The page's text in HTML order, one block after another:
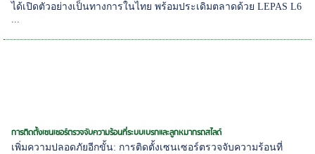
ได้เปิดตัวอย่างเป็นทางการในไทย พร้อมประเดิมตลาดด้วย LEPAS L6
การติดตั้งเซนเซอร์ตรวจจับความร้อนที่ระบบเบรกและลูกหมากรถสไลด์
เพิ่มความปลอดภัยอีกขั้น: การติดตั้งเซนเซอร์ตรวจจับความร้อนที่